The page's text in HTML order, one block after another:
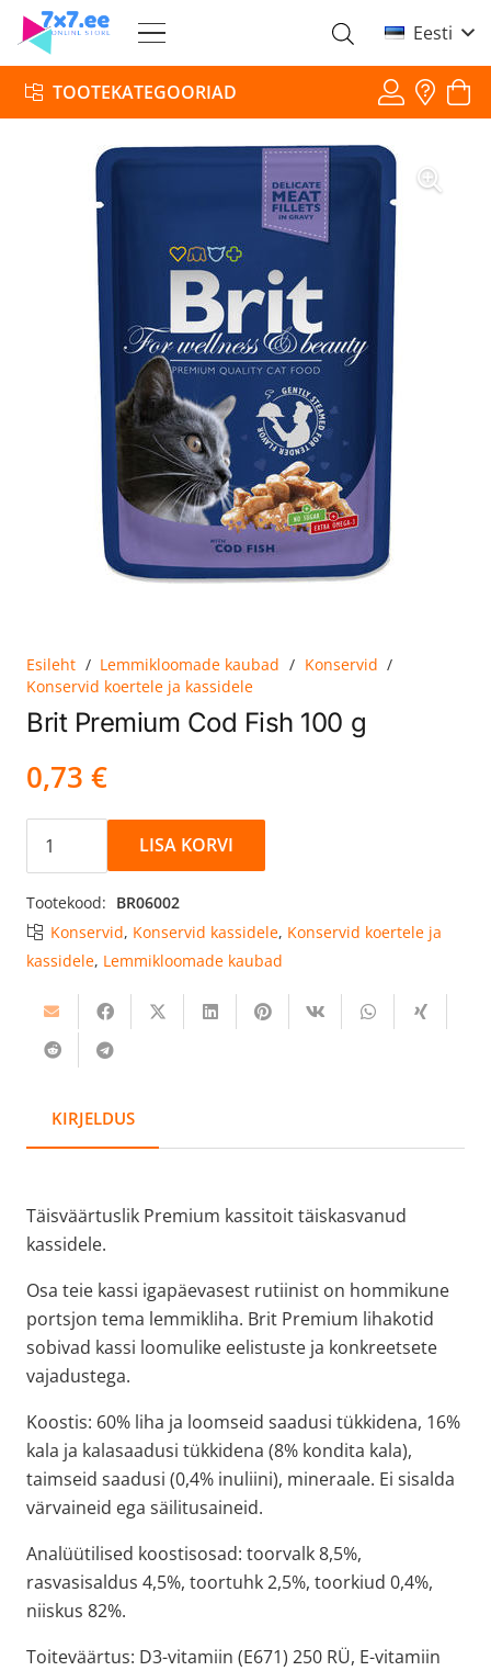
Eesti
TOOTEKATEGOORIAD
Esileht / Lemmikloomade kaubad / Konservid /
Konservid koertele ja kassidele
Brit Premium Cod Fish 100 g
0,73 €
Premium
Fish
100
g
kogus
LISA KORVI
Tootekood: BR06002
Konservid, Konservid kassidele, Konservid koertele ja
kassidele, Lemmikloomade kaubad
KIRJELDUS
Täisväärtuslik Premium kassitoit täiskasvanud
kassidele.
Osa teie kassi igapäevasest rutiinist on hommikune
portsjon tema lemmikliha. Brit Premium lihakotid
sobivad kassi loomulike eelistuste ja konkreetsete
vajadustega.
Koostis: 60% liha ja loomseid saadusi tükkidena, 16%
kala ja kalasaadusi tükkidena (8% kondita kala),
taimseid saadusi (0,4% inuliini), mineraale. Ei sisalda
värvaineid ega säilitusaineid.
Analüütilised koostisosad: toorvalk 8,5%,
rasvasisaldus 4,5%, toortuhk 2,5%, toorkiud 0,4%,
niiskus 82%.
Toiteväärtus: D3-vitamiin (E671) 250 RÜ, E-vitamiin